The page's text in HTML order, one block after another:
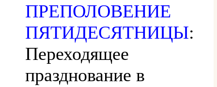
ПРЕПОЛОВЕНИЕ
ПЯТИДЕСЯТНИЦЫ:
Переходящее
празднование в